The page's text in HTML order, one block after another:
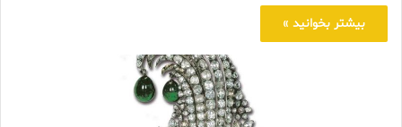
بیشتر بخوانید »